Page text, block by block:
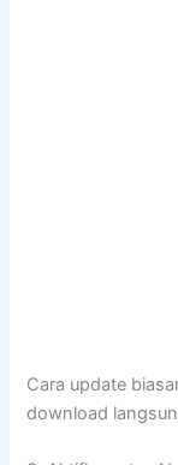
Cara update
download